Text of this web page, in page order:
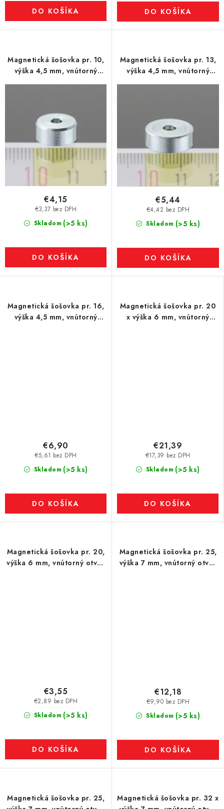
DO KOŠÍKA DO KOŠÍKA
Magnetická šošovka pr. 10,
výška 4,5 mm, vnútorný
otvor pre skrutku so
Skladom (>5 ks)
€3,37 bez DPH
€4,15
DO KOŠÍKA
Magnetická šošovka pr. 13,
výška 4,5 mm, vnútorný
otvor pre skrutku so
Skladom (>5 ks)
€4,42 bez DPH
€5,44
DO KOŠÍKA
Magnetická šošovka pr. 16,
výška 4,5 mm, vnútorný
Skladom (>5 ks)
€5,61 bez DPH
€6,90
DO KOŠÍKA
Magnetická šošovka pr. 20
x výška 6 mm, vnútorný
Skladom (>5 ks)
€17,39 bez DPH
€21,39
DO KOŠÍKA
Magnetická šošovka pr. 20,
výška 6 mm, vnútorný otvor
Skladom (>5 ks)
€2,89 bez DPH
€3,55
DO KOŠÍKA
Magnetická šošovka pr. 25,
výška 7 mm, vnútorný otvor
Skladom (>5 ks)
€9,90 bez DPH
€12,18
DO KOŠÍKA
Magnetická šošovka pr. 25,
Magnetická šošovka pr. 32 x